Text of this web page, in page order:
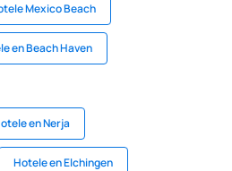
Mexico Beach
en Beach Haven
en Nerja
Hotele en Elchingen